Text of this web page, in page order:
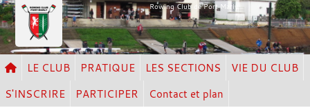
Rowing Club de Port Marly
LE CLUB PRATIQUE LES SECTIONS
VIE DU CLUB
S'INSCRIRE
PARTICIPER Contact et plan
Panneau de gestion des cookies